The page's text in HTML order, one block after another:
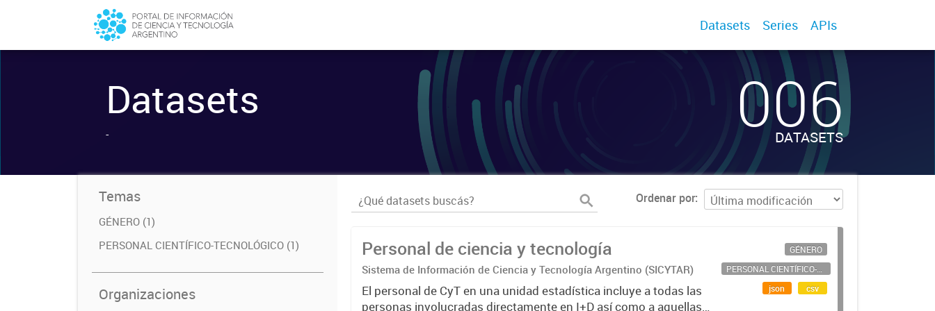
Datasets Series APIs
Datasets
- 006
DATASETS
Temas
GÉNERO (1)
PERSONAL CIENTÍFICO-TECNOLÓGICO (1)
Organizaciones
Ordenar por
Personal de ciencia y tecnología
Sistema de Información de Ciencia y Tecnología Argentino (SICYTAR)
El personal de CyT en una unidad estadística incluye a todas las
personas involucradas directamente en I+D así como a aquellas
GÉNERO
PERSONAL CIENTÍFICO-TECNOLÓGICO
json
csv